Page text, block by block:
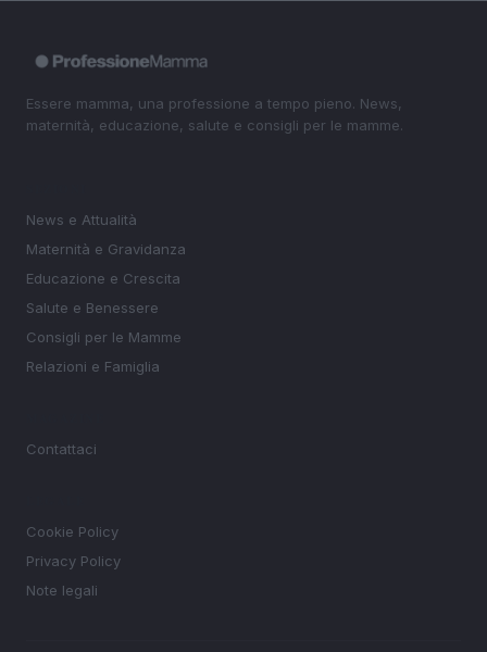
Essere mamma, una professione a tempo pieno. News,
maternità, educazione, salute e consigli per le mamme.
News e Attualità
Maternità e Gravidanza
Educazione e Crescita
Salute e Benessere
Consigli per le Mamme
Relazioni e Famiglia
Contattaci
Cookie Policy
Privacy Policy
Note legali